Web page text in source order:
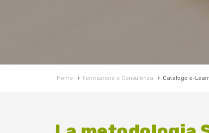
Home › Formazione e Consulenza › Catalogo e-